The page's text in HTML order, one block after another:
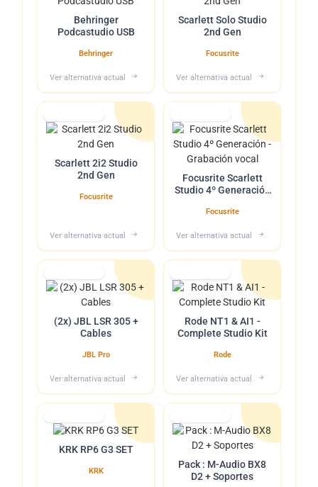
Behringer
Podcastudio USB
Behringer
Ver alternativa actual
Scarlett Solo Studio
2nd Gen
Focusrite
Ver alternativa actual
Scarlett 2i2 Studio
2nd Gen
Focusrite
Ver alternativa actual
Focusrite Scarlett
Studio 4º Generación
Focusrite
Ver alternativa actual
(2x) JBL LSR 305 +
Cables
JBL Pro
Ver alternativa actual
Rode NT1 & AI1 -
Complete Studio Kit
Rode
Ver alternativa actual
KRK RP6 G3 SET
KRK
Pack : M-Audio BX8
D2 + Soportes